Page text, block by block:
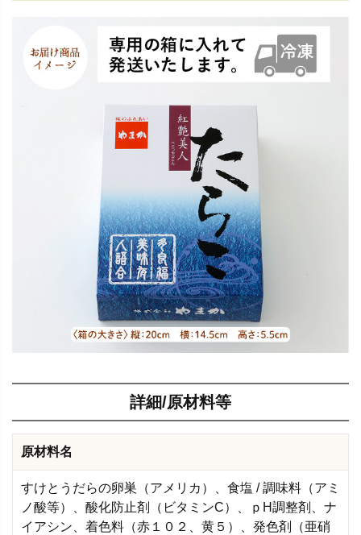
詳細/原材料等
原材料名
すけとうだらの卵巣（アメリカ）、食塩 / 調味料（アミ
ノ酸等）、酸化防止剤（ビタミンC）、ｐH調整剤、ナ
イアシン、着色料（赤１０２、黄５）、発色剤（亜硝